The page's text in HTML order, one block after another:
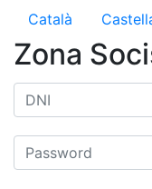
Català
Zona